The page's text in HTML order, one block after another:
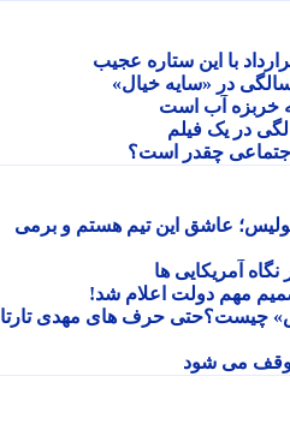
با این ستاره عجیب
آب است
چقدر است؟
عاشق این تیم هستم و برمی
آمریکایی ها
حرف های مهدی تارتار
می شود